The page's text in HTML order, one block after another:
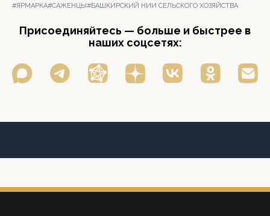
#ЯРМАРКА#САЖЕНЦЫ#БАШКИРСКИЙ НИИ СЕЛЬСКОГО ХОЗЯЙСТВА
Присоединяйтесь — больше и быстрее в
наших соцсетях: